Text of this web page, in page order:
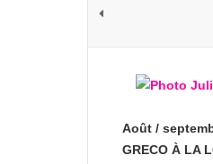
Août /
GRECO À LA